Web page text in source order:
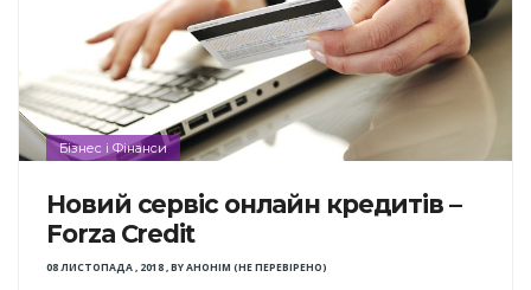
Бізнес і Фінанси
Новий сервіс онлайн кредитів –
Forza Credit
08 ЛИСТОПАДА , 2018,BYАНОНІМ (НЕ ПЕРЕВІРЕНО)